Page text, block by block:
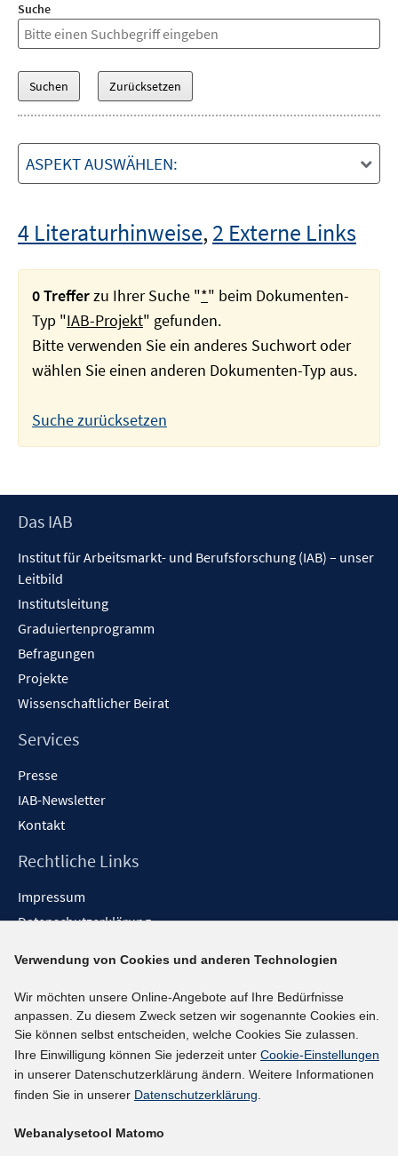
Suche
ASPEKT AUSWÄHLEN:
4 Literaturhinweise,2 Externe Links
0 Trefferzu Ihrer Suche "*" beim Dokumenten-
Typ "IAB-Projekt" gefunden.
Bitte verwenden Sie ein anderes Suchwort oder
wählen Sie einen anderen Dokumenten-Typ aus.
Suche zurücksetzen
Footer
Das IAB
Institut für Arbeitsmarkt- und Berufsforschung (IAB) – unser
Leitbild
Institutsleitung
Graduiertenprogramm
Befragungen
Projekte
Wissenschaftlicher Beirat
Services
Presse
IAB-Newsletter
Kontakt
Rechtliche Links
Impressum
Datenschutzerklärung
Barrieren melden
Social-Media-Kanäle
BlueSky
YouTube
LinkedIn
kununu
Verwendung von Cookies und anderen Technologien
Wir möchten unsere Online-Angebote auf Ihre Bedürfnisse
anpassen. Zu diesem Zweck setzen wir sogenannte Cookies ein.
Sie können selbst entscheiden, welche Cookies Sie zulassen.
Ihre Einwilligung können Sie jederzeit unter Cookie-Einstellungen
in unserer Datenschutzerklärung ändern. Weitere Informationen
finden Sie in unserer Datenschutzerklärung.
Webanalysetool Matomo